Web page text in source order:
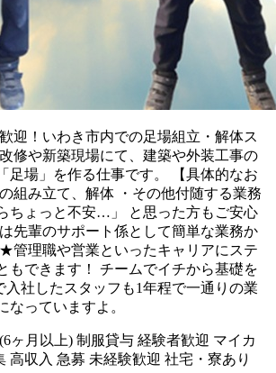
迎！いわき市内での足場組立・解体ス
修や新築現場にて、建築や外装工事の
足場」を作る仕事です。 【具体的なお
組み立て、解体 ・その他付随する業務
ちょっと不安…」 と思った方もご安心
先輩のサポート係として簡単な業務か
管理職や営業といったキャリアにステ
もできます！ チームでイチから基礎を
入社したスタッフも1年程で一通りの業
なっていますよ。
ヶ月以上) 制服貸与 経験者歓迎 マイカ
高収入 急募 未経験歓迎 社宅・寮あり